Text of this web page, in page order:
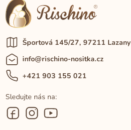
Športová 145/27, 97211 Lazany
info@rischino-nositka.cz
+421 903 155 021
Sledujte nás na: